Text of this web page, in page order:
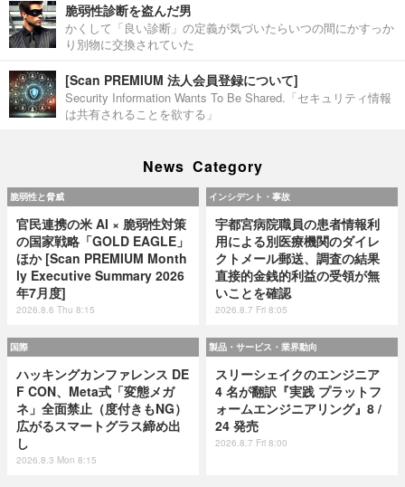
脆弱性診断を盗んだ男
かくして「良い診断」の定義が気づいたらいつの間にかすっか
り別物に交換されていた
[Scan PREMIUM 法人会員登録について]
Security Information Wants To Be Shared.「セキュリティ情報
は共有されることを欲する」
News Category
脆弱性と脅威
官民連携の米 AI × 脆弱性対策
の国家戦略「GOLD EAGLE」
ほか [Scan PREMIUM Month
ly Executive Summary 2026
年7月度]
2026.8.6 Thu 8:15
インシデント・事故
宇都宮病院職員の患者情報利
用による別医療機関のダイレ
クトメール郵送、調査の結果
直接的金銭的利益の受領が無
いことを確認
2026.8.7 Fri 8:05
国際
ハッキングカンファレンス DE
F CON、Meta式「変態メガ
ネ」全面禁止（度付きもNG）
広がるスマートグラス締め出
し
2026.8.3 Mon 8:15
製品・サービス・業界動向
スリーシェイクのエンジニア
4 名が翻訳『実践 プラットフ
ォームエンジニアリング』8 /
24 発売
2026.8.7 Fri 8:00